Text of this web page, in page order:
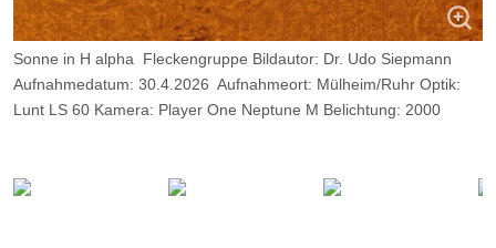
Sonne in H alpha Fleckengruppe Bildautor: Dr. Udo Siepmann
Aufnahmedatum: 30.4.2026 Aufnahmeort: Mülheim/Ruhr Optik:
Lunt LS 60 Kamera: Player One Neptune M Belichtung: 2000